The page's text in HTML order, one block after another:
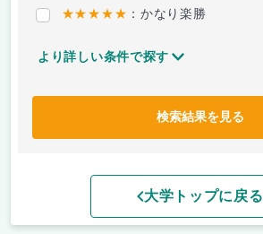
★★★★★ ：かなり楽勝
より詳しい条件で探す
検索結果を見る
大学トップに戻る